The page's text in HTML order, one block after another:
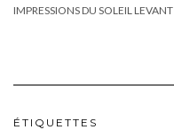
IMPRESSIONS DU SOLEIL LEVANT
ÉTIQUETTES